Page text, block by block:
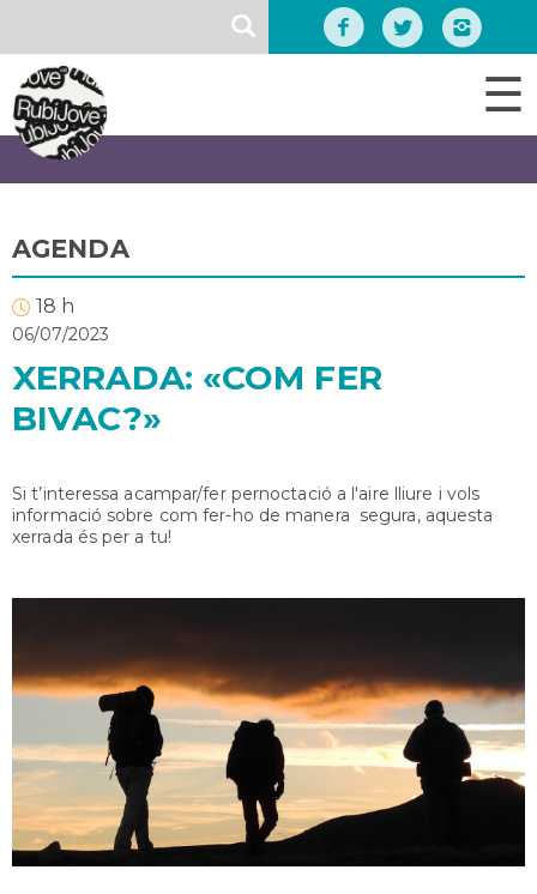
contingut
☰
AGENDA
18 h
06/07/2023
XERRADA: «COM FER
BIVAC?»
Si t’interessa acampar/fer pernoctació a l'aire lliure i vols
informació sobre com fer-ho de manera segura, aquesta
xerrada és per a tu!